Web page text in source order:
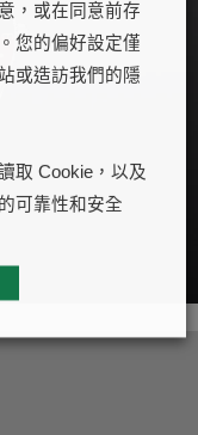
，或在同意前存
您的偏好設定僅
或造訪我們的隱
取 Cookie，以及
可靠性和安全